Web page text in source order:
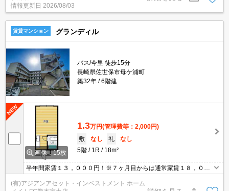
情報更新日 2026/08/03
賃貸マンション グランディル
バス/今里 徒歩15分
長崎県佐世保市母ケ浦町
築32年
6階建
画像：15枚
1.3万円(管理費等：2,000円)
敷
なし 礼
なし
5階
1R 18m²
半年間家賃１３，０００円！※７ヶ月目からは通常家賃１８，００
０円に戻ります。 初期費用1万円で入居可能！！インターネット
無料！保証人不要！随時見学受付しております☆
(有)アジアンアセット・インベストメント ホーム